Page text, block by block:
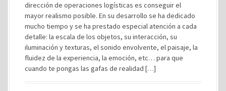
dirección de operaciones logísticas es conseguir el
mayor realismo posible. En su desarrollo se ha dedicado
mucho tiempo y se ha prestado especial atención a cada
detalle: la escala de los objetos, su interacción, su
iluminación y texturas, el sonido envolvente, el paisaje, la
fluidez de la experiencia, la emoción, etc… para que
cuando te pongas las gafas de realidad […]